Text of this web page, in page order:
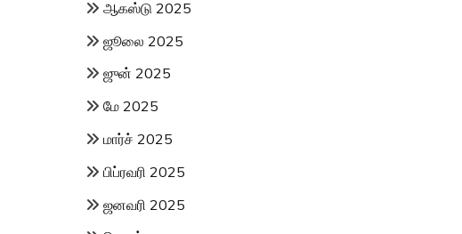
ஆகஸ்டு 2025
ஜூலை 2025
ஜுன் 2025
மே 2025
மார்ச் 2025
பிப்ரவரி 2025
ஜனவரி 2025